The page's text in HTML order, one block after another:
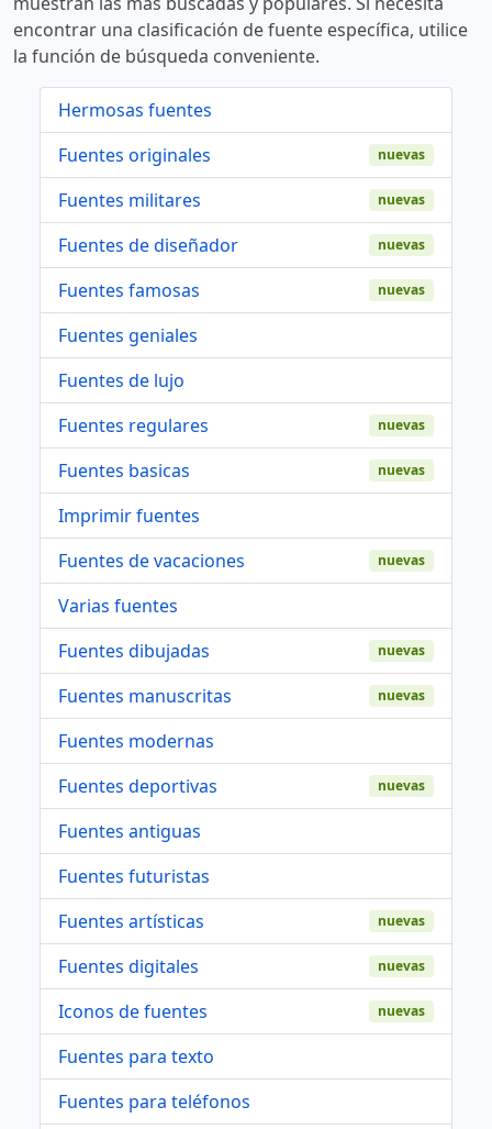
encontrar una clasificación de fuente específica, utilice
la función de búsqueda conveniente.
Hermosas fuentes
Fuentes originales
nuevas
Fuentes militares nuevas
Fuentes de diseñador nuevas
Fuentes famosas nuevas
Fuentes geniales
Fuentes de lujo
Fuentes regulares
nuevas
Fuentes basicas nuevas
Imprimir fuentes
Fuentes de vacaciones
nuevas
Varias fuentes
Fuentes dibujadas
nuevas
Fuentes manuscritas nuevas
Fuentes modernas
Fuentes deportivas
nuevas
Fuentes antiguas
Fuentes futuristas
Fuentes artísticas
nuevas
Fuentes digitales nuevas
Iconos de fuentes nuevas
Fuentes para texto
Fuentes para teléfonos